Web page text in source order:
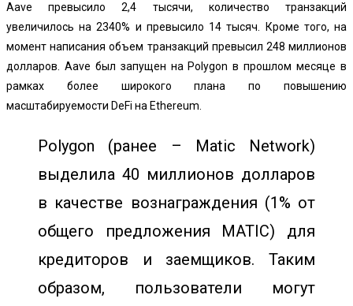
Aave превысило 2,4 тысячи, количество транзакций
увеличилось на 2340% и превысило 14 тысяч. Кроме того, на
момент написания объем транзакций превысил 248 миллионов
долларов. Aave был запущен на Polygon в прошлом месяце в
рамках более широкого плана по повышению
масштабируемости DeFi на Ethereum.
Polygon (ранее – Matic Network)
выделила 40 миллионов долларов
в качестве вознаграждения (1% от
общего предложения MATIC) для
кредиторов и заемщиков. Таким
образом, пользователи могут